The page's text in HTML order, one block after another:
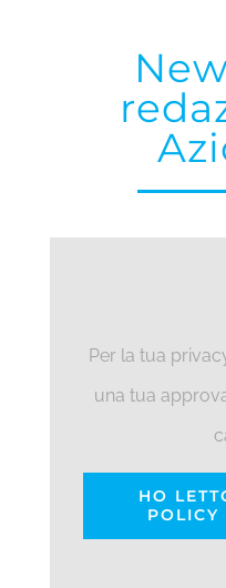
Per la tua
una tua
HO
POLICY